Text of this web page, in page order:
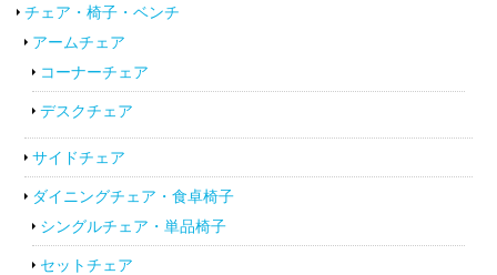
チェア・椅子・ベンチ
アームチェア
コーナーチェア
デスクチェア
サイドチェア
ダイニングチェア・食卓椅子
シングルチェア・単品椅子
セットチェア